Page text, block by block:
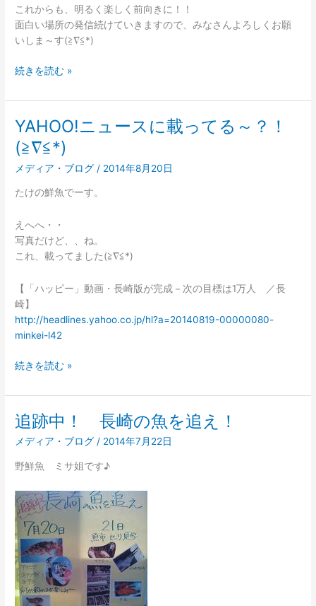
これからも、明るく楽しく前向きに！！
面白い場所の発信続けていきますので、みなさんよろしくお願
いしま～す(≧∇≦*)
続きを読む »
YAHOO!ニュースに載ってる～？！
(≧∇≦*)
メディア・ブログ / 2014年8月20日
たけの鮮魚でーす。
えへへ・・
写真だけど、、ね。
これ、載ってました(≧∇≦*)
【「ハッピー」動画・長崎版が完成－次の目標は1万人 ／長
崎】
http://headlines.yahoo.co.jp/hl?a=20140819-00000080-
minkei-l42
YAHOO!
ニ
ュ
ー
に
っ
て
る
(≧∇≦*)
続きを読む »
追跡中！ 長崎の魚を追え！
メディア・ブログ / 2014年7月22日
野鮮魚 ミサ姐です♪
追
中！
長
の
魚
を
追
え！